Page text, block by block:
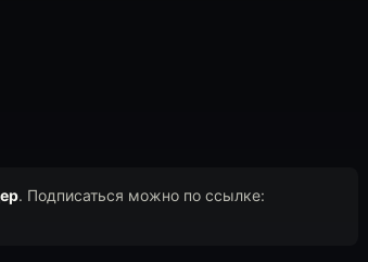
. Подписаться можно по ссылке: